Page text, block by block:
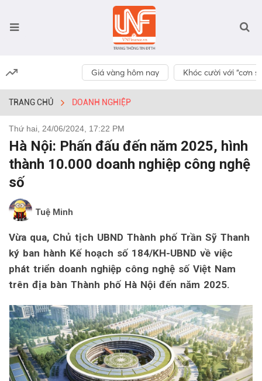
Giá vàng hôm nay Khóc cười với “cơn
TRANG CHỦ DOANH NGHIỆP
Thứ hai, 24/06/2024, 17:22 PM
Hà Nội: Phấn đấu đến năm 2025, hình
thành 10.000 doanh nghiệp công nghệ
số
Tuệ Minh
Vừa qua, Chủ tịch UBND Thành phố Trần Sỹ Thanh
ký ban hành Kế hoạch số 184/KH-UBND về việc
phát triển doanh nghiệp công nghệ số Việt Nam
trên địa bàn Thành phố Hà Nội đến năm 2025.